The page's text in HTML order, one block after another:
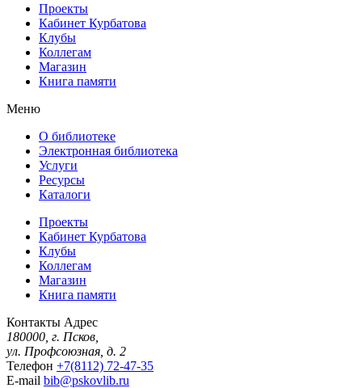
Проекты
Кабинет Курбатова
Клубы
Коллегам
Магазин
Книга памяти
Меню
О библиотеке
Электронная библиотека
Услуги
Ресурсы
Каталоги
Проекты
Кабинет Курбатова
Клубы
Коллегам
Магазин
Книга памяти
Контакты Адрес
180000, г. Псков,
ул. Профсоюзная, д. 2
Телефон +7(8112) 72-47-35
E-mail bib@pskovlib.ru